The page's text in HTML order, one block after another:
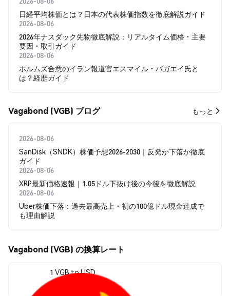
日経平均株価とは？日本の代表株価指数を徹底解説ガイド
2026-08-06
2026年ナスダック先物徹底解説：リアルタイム価格・主要
要因・取引ガイド
2026-08-06
ホルムズ合意のイラン報道官エスマイル・バガエイ氏と
は？経歴ガイド
Vagabond (VGB) ブログ もっと
2026-08-06
SanDisk（SNDK）株価予想2026-2030｜反発か下落か徹底
ガイド
2026-08-06
XRP最新価格速報｜1.05ドル下抜け後の今後を徹底解説
2026-08-06
Uber株価下落：過去最高売上・初の100億ドル現金達成で
も理由解説
Vagabond (VGB) の換算レート
1 VGB to USD